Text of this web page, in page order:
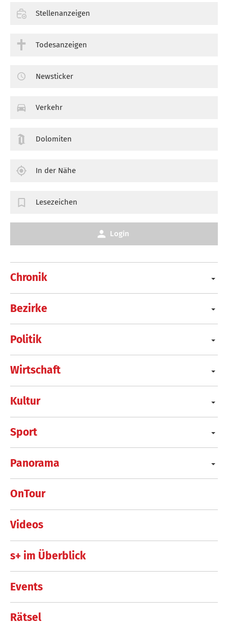
Chronik
Bezirke
Politik
Wirtschaft
Kultur
Sport
Panorama
OnTour
Videos
s+ im Überblick
Events
Rätsel
Stellenanzeigen
Todesanzeigen
Newsticker
Verkehr
Dolomiten
In der Nähe
Lesezeichen
Login